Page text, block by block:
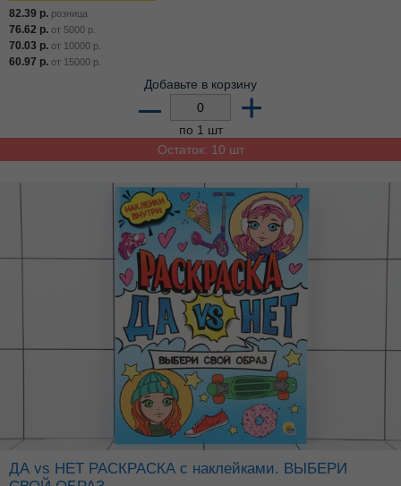
82.39 р. розница
76.62 р. от 5000 р.
70.03 р. от 10000 р.
60.97 р. от 15000 р.
Добавьте в корзину
– +
по 1 шт
Остаток: 10 шт
ДА vs НЕТ РАСКРАСКА с наклейками. ВЫБЕРИ